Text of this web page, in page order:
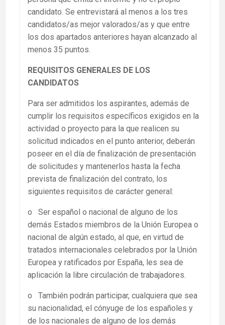
candidato. Se entrevistará al menos a los tres
candidatos/as mejor valorados/as y que entre
los dos apartados anteriores hayan alcanzado al
menos 35 puntos.
REQUISITOS GENERALES DE LOS
CANDIDATOS
Para ser admitidos los aspirantes, además de
cumplir los requisitos específicos exigidos en la
actividad o proyecto para la que realicen su
solicitud indicados en el punto anterior, deberán
poseer en el día de finalización de presentación
de solicitudes y mantenerlos hasta la fecha
prevista de finalización del contrato, los
siguientes requisitos de carácter general:
o Ser español o nacional de alguno de los
demás Estados miembros de la Unión Europea o
nacional de algún estado, al que, en virtud de
tratados internacionales celebrados por la Unión
Europea y ratificados por España, les sea de
aplicación la libre circulación de trabajadores.
o También podrán participar, cualquiera que sea
su nacionalidad, el cónyuge de los españoles y
de los nacionales de alguno de los demás